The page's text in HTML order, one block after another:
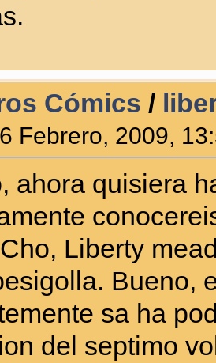
Cómics /
Febrero, 2009,
ahora quisiera
Liberty
Bueno,
sa ha
del septimo